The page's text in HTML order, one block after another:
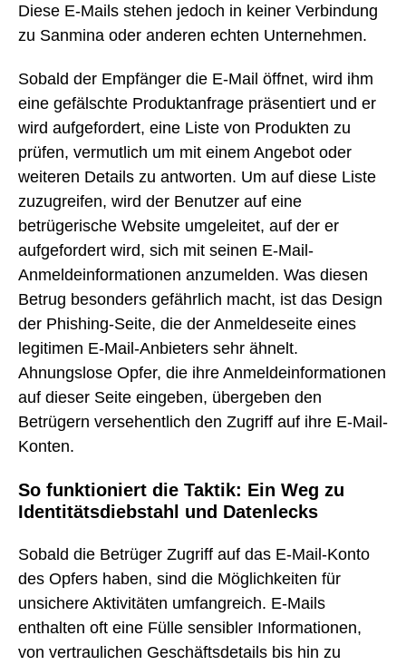
Diese E-Mails stehen jedoch in keiner Verbindung
zu Sanmina oder anderen echten Unternehmen.
Sobald der Empfänger die E-Mail öffnet, wird ihm
eine gefälschte Produktanfrage präsentiert und er
wird aufgefordert, eine Liste von Produkten zu
prüfen, vermutlich um mit einem Angebot oder
weiteren Details zu antworten. Um auf diese Liste
zuzugreifen, wird der Benutzer auf eine
betrügerische Website umgeleitet, auf der er
aufgefordert wird, sich mit seinen E-Mail-
Anmeldeinformationen anzumelden. Was diesen
Betrug besonders gefährlich macht, ist das Design
der Phishing-Seite, die der Anmeldeseite eines
legitimen E-Mail-Anbieters sehr ähnelt.
Ahnungslose Opfer, die ihre Anmeldeinformationen
auf dieser Seite eingeben, übergeben den
Betrügern versehentlich den Zugriff auf ihre E-Mail-
Konten.
So funktioniert die Taktik: Ein Weg zu
Identitätsdiebstahl und Datenlecks
Sobald die Betrüger Zugriff auf das E-Mail-Konto
des Opfers haben, sind die Möglichkeiten für
unsichere Aktivitäten umfangreich. E-Mails
enthalten oft eine Fülle sensibler Informationen,
von vertraulichen Geschäftsdetails bis hin zu